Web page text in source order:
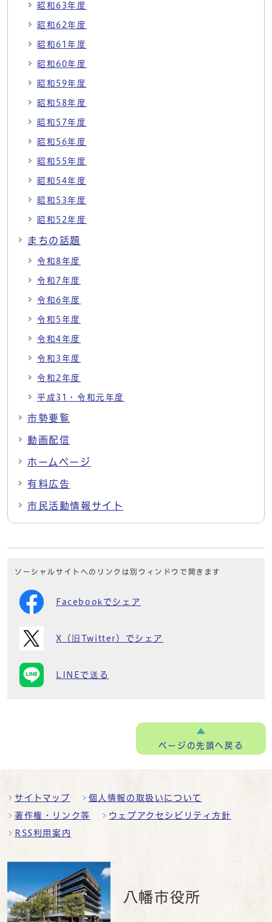
昭和63年度
昭和62年度
昭和61年度
昭和60年度
昭和59年度
昭和58年度
昭和57年度
昭和56年度
昭和55年度
昭和54年度
昭和53年度
昭和52年度
まちの話題
令和8年度
令和7年度
令和6年度
令和5年度
令和4年度
令和3年度
令和2年度
平成31・令和元年度
市勢要覧
動画配信
ホームページ
有料広告
市民活動情報サイト
ソーシャルサイトへのリンクは別ウィンドウで開きます
Facebookでシェア
X（旧Twitter）でシェア
LINEで送る
ページの先頭へ戻る
サイトマップ 個人情報の取扱いについて
著作権・リンク等 ウェブアクセシビリティ方針
RSS利用案内
八幡市役所